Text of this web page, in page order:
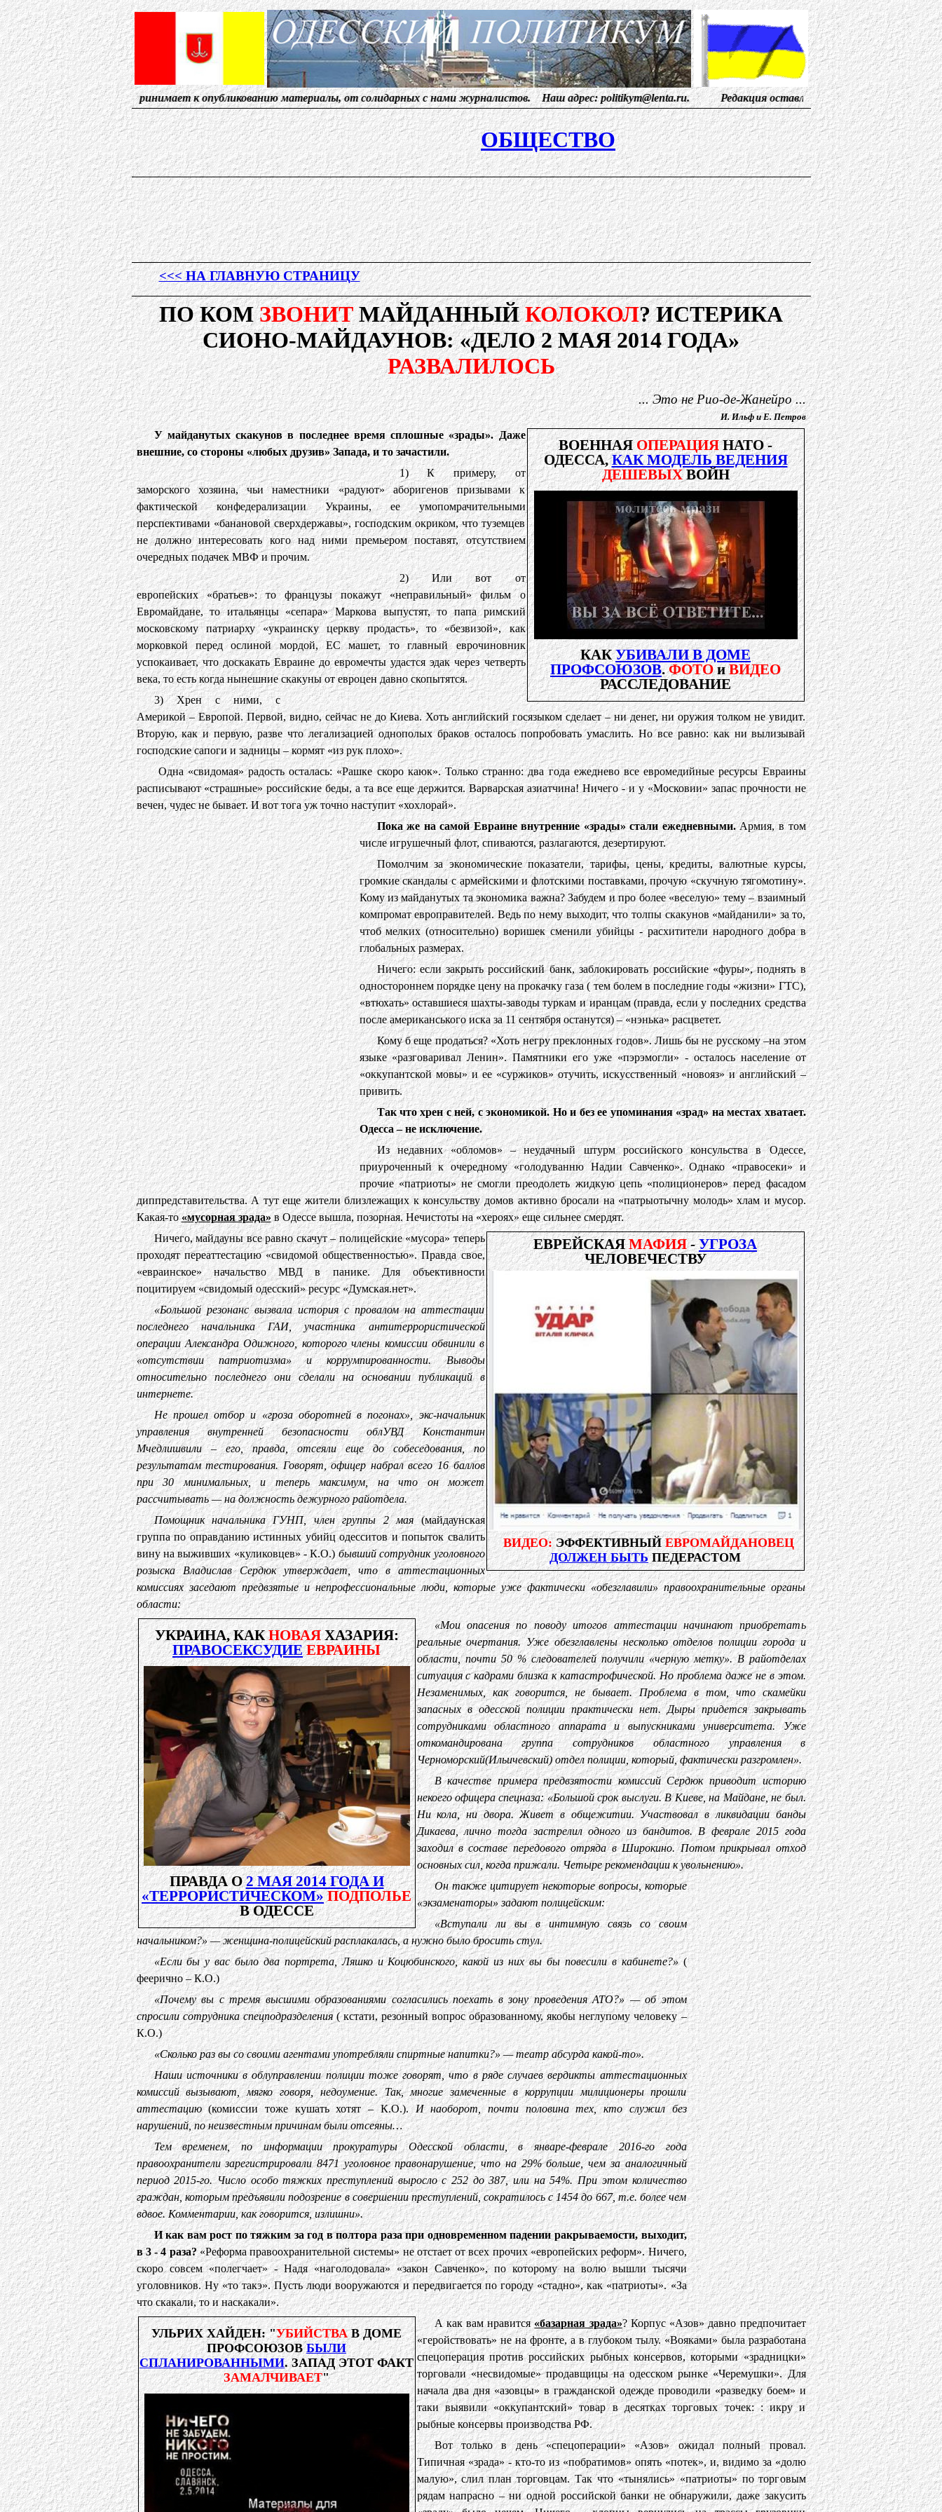
принимает к опубликованию материалы, от солидарных с нами журналистов. Наш адрес:politikym@lenta.ru. Редакция оставляет за собой право публикации
ОБЩЕСТВО
<<< НА ГЛАВНУЮ СТРАНИЦУ
ПО КОМЗВОНИТМАЙДАННЫЙКОЛОКОЛ? ИСТЕРИКА
СИОНО-МАЙДАУНОВ: «ДЕЛО 2 МАЯ 2014 ГОДА»
РАЗВАЛИЛОСЬ
... Это не Рио-де-Жанейро ...
И. Ильф и Е. Петров
ВОЕННАЯОПЕРАЦИЯНАТО -
ОДЕССА,КАК МОДЕЛЬ ВЕДЕНИЯ
ДЕШЕВЫХВОЙН
КАКУБИВАЛИ В ДОМЕ
ПРОФСОЮЗОВ.ФОТОиВИДЕО
РАССЛЕДОВАНИЕ
У майданутых скакунов в последнее время сплошные «зрады». Даже
внешние, со стороны «любых друзив» Запада, и то зачастили.
1) К примеру, от
заморского хозяина, чьи наместники «радуют» аборигенов призывами к
фактической конфедерализации Украины, ее умопомрачительными
перспективами «банановой сверхдержавы», господским окриком, что туземцев
не должно интересовать кого над ними премьером поставят, отсутствием
очередных подачек МВФ и прочим.
2) Или вот от
европейских «братьев»: то французы покажут «неправильный» фильм о
Евромайдане, то итальянцы «сепара» Маркова выпустят, то папа римский
московскому патриарху «украинску церкву продасть», то «безвизой», как
морковкой перед ослиной мордой, ЕС машет, то главный еврочиновник
успокаивает, что доскакать Евраине до евромечты удастся эдак через четверть
века, то есть когда нынешние скакуны от евроцен давно скопытятся.
3) Хрен с ними, с
Америкой – Европой. Первой, видно, сейчас не до Киева. Хоть английский госязыком сделает – ни денег, ни оружия толком не увидит.
Вторую, как и первую, разве что легализацией однополых браков осталось попробовать умаслить. Но все равно: как ни вылизывай
господские сапоги и задницы – кормят «из рук плохо».
Одна «свидомая» радость осталась: «Рашке скоро каюк». Только странно: два года ежеднево все евромедийные ресурсы Евраины
расписывают «страшные» российские беды, а та все еще держится. Варварская азиатчина! Ничего - и у «Московии» запас прочности не
вечен, чудес не бывает. И вот тога уж точно наступит «хохлорай».
Пока же на самой Евраине внутренние «зрады» стали ежедневными.Армия, в том
числе игрушечный флот, спиваются, разлагаются, дезертируют.
Помолчим за экономические показатели, тарифы, цены, кредиты, валютные курсы,
громкие скандалы с армейскими и флотскими поставками, прочую «скучную тягомотину».
Кому из майданутых та экономика важна? Забудем и про более «веселую» тему – взаимный
компромат европравителей. Ведь по нему выходит, что толпы скакунов «майданили» за то,
чтоб мелких (относительно) воришек сменили убийцы - расхитители народного добра в
глобальных размерах.
Ничего: если закрыть российский банк, заблокировать российские «фуры», поднять в
одностороннем порядке цену на прокачку газа ( тем болем в последние годы «жизни» ГТС),
«втюхать» оставшиеся шахты-заводы туркам и иранцам (правда, если у последних средства
после американського иска за 11 сентября останутся) – «нэнька» расцветет.
Кому б еще продаться? «Хоть негру преклонных годов». Лишь бы не русскому –на этом
языке «разговаривал Ленин». Памятники его уже «пэрэмогли» - осталось население от
«оккупантской мовы» и ее «суржиков» отучить, искусственный «новояз» и английский –
привить.
Так что хрен с ней, с экономикой. Но и без ее упоминания «зрад» на местах хватает.
Одесса – не исключение.
Из недавних «обломов» – неудачный штурм российского консульства в Одессе,
приуроченный к очередному «голодуванню Надии Савченко». Однако «правосеки» и
прочие «патриоты» не смогли преодолеть жидкую цепь «полиционеров» перед фасадом
диппредставительства. А тут еще жители близлежащих к консульству домов активно бросали на «патрыотычну молодь» хлам и мусор.
Какая-то«мусорная зрада»в Одессе вышла, позорная. Нечистоты на «хероях» еще сильнее смердят.
ЕВРЕЙСКАЯМАФИЯ-УГРОЗА
ЧЕЛОВЕЧЕСТВУ
ВИДЕО:ЭФФЕКТИВНЫЙЕВРОМАЙДАНОВЕЦ
ДОЛЖЕН БЫТЬПЕДЕРАСТОМ
Ничего, майдауны все равно скачут – полицейские «мусора» теперь
проходят переаттестацию «свидомой общественностью». Правда свое,
«евраинское» начальство МВД в панике. Для объективности
поцитируем «свидомый одесский» ресурс «Думская.нет».
«Большой резонанс вызвала история с провалом на аттестации
последнего начальника ГАИ, участника антитеррористической
операции Александра Одижного, которого члены комиссии обвинили в
«отсутствии патриотизма» и коррумпированности. Выводы
относительно последнего они сделали на основании публикаций в
интернете.
Не прошел отбор и «гроза оборотней в погонах», экс-начальник
управления внутренней безопасности облУВД Константин
Мчедлишвили – его, правда, отсеяли еще до собеседования, по
результатам тестирования. Говорят, офицер набрал всего 16 баллов
при 30 минимальных, и теперь максимум, на что он может
рассчитывать — на должность дежурного райотдела.
Помощник начальника ГУНП, член группы 2 мая(майдаунская
группа по оправданию истинных убийц одесситов и попыток свалить
вину на выживших «куликовцев» - К.О.)бывший сотрудник уголовного
розыска Владислав Сердюк утверждает, что в аттестационных
комиссиях заседают предвзятые и непрофессиональные люди, которые уже фактически «обезглавили» правоохранительные органы
области:
УКРАИНА, КАКНОВАЯХАЗАРИЯ:
ПРАВОСЕКСУДИЕ ЕВРАИНЫ
ПРАВДА О2 МАЯ 2014 ГОДА И
«ТЕРРОРИСТИЧЕСКОМ» ПОДПОЛЬЕ
В ОДЕССЕ
«Мои опасения по поводу итогов аттестации начинают приобретать
реальные очертания. Уже обезглавлены несколько отделов полиции города и
области, почти 50 % следователей получили «черную метку». В райотделах
ситуация с кадрами близка к катастрофической. Но проблема даже не в этом.
Незаменимых, как говорится, не бывает. Проблема в том, что скамейки
запасных в одесской полиции практически нет. Дыры придется закрывать
сотрудниками областного аппарата и выпускниками университета. Уже
откомандирована группа сотрудников областного управления в
Черноморский(Ильичевский) отдел полиции, который, фактически разгромлен».
В качестве примера предвзятости комиссий Сердюк приводит историю
некоего офицера спецназа: «Большой срок выслуги. В Киеве, на Майдане, не был.
Ни кола, ни двора. Живет в общежитии. Участвовал в ликвидации банды
Дикаева, лично тогда застрелил одного из бандитов. В феврале 2015 года
заходил в составе передового отряда в Широкино. Потом прикрывал отход
основных сил, когда прижали. Четыре рекомендации к увольнению».
Он также цитирует некоторые вопросы, которые
«экзаменаторы» задают полицейским:
«Вступали ли вы в интимную связь со своим
начальником?» — женщина-полицейский расплакалась, а нужно было бросить стул.
«Если бы у вас было два портрета, Ляшко и Коцюбинского, какой из них вы бы повесили в кабинете?»(
феерично – К.О.)
«Почему вы с тремя высшими образованиями согласились поехать в зону проведения АТО?» — об этом
спросили сотрудника спецподразделения( кстати, резонный вопрос образованному, якобы неглупому человеку –
К.О.)
«Сколько раз вы со своими агентами употребляли спиртные напитки?» — театр абсурда какой-то».
Наши источники в облуправлении полиции тоже говорят, что в ряде случаев вердикты аттестационных
комиссий вызывают, мягко говоря, недоумение. Так, многие замеченные в коррупции милиционеры прошли
аттестацию(комиссии тоже кушать хотят – К.О.).И наоборот, почти половина тех, кто служил без
нарушений, по неизвестным причинам были отсеяны…
Тем временем, по информации прокуратуры Одесской области, в январе-феврале 2016-го года
правоохранители зарегистрировали 8471 уголовное правонарушение, что на 29% больше, чем за аналогичный
период 2015-го. Число особо тяжких преступлений выросло с 252 до 387, или на 54%. При этом количество
граждан, которым предъявили подозрение в совершении преступлений, сократилось с 1454 до 667, т.е. более чем
вдвое. Комментарии, как говорится, излишни».
И как вам рост по тяжким за год в полтора раза при одновременном падении ракрываемости, выходит,
в 3 - 4 раза?«Реформа правоохранительной системы» не отстает от всех прочих «европейских реформ». Ничего,
скоро совсем «полегчает» - Надя «наголодовала» «закон Савченко», по которому на волю вышли тысячи
уголовников. Ну «то такэ». Пусть люди вооружаются и передвигается по городу «стадно», как «патриоты». «За
что скакали, то и наскакали».
УЛЬРИХ ХАЙДЕН: "УБИЙСТВАВ ДОМЕ
ПРОФСОЮЗОВБЫЛИ
СПЛАНИРОВАННЫМИ. ЗАПАД ЭТОТ ФАКТ
ЗАМАЛЧИВАЕТ"
А как вам нравится«базарная зрада»? Корпус «Азов» давно предпочитает
«геройствовать» не на фронте, а в глубоком тылу. «Вояками» была разработана
спецоперация против российских рыбных консервов, которыми «зрадницки»
торговали «несвидомые» продавщицы на одесском рынке «Черемушки». Для
начала два дня «азовцы» в гражданской одежде проводили «разведку боем» и
таки выявили «оккупантский» товар в десятках торговых точек: : икру и
рыбные консервы производства РФ.
Вот только в день «спецоперации» «Азов» ожидал полный провал.
Типичная «зрада» - кто-то из «побратимов» опять «потек», и, видимо за «долю
малую», слил план торговцам. Так что «тынялись» «патриоты» по торговым
рядам напрасно – ни одной российской банки не обнаружили, даже закусить